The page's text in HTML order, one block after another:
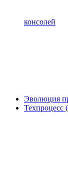
консолей
Эволюция
Техпроцесс